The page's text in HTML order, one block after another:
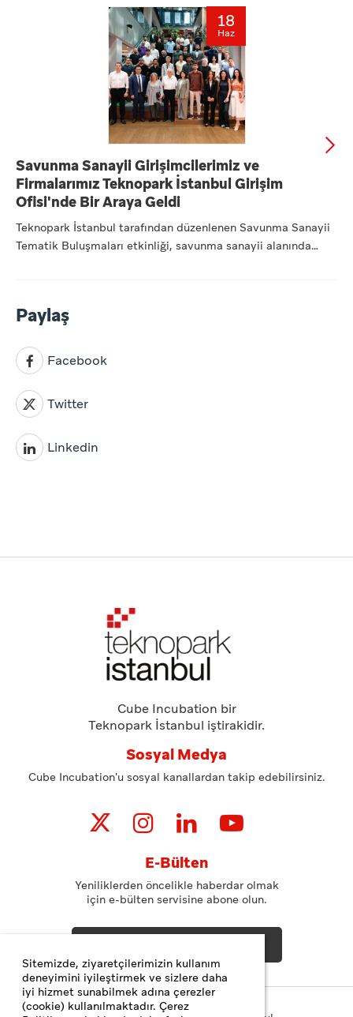
Sitemizde, ziyaretçilerimizin kullanım
deneyimini iyileştirmek ve sizlere daha
iyi hizmet sunabilmek adına çerezler
(cookie) kullanılmaktadır. Çerez
18
Haz
Savunma Sanayii Girişimcilerimiz ve
Firmalarımız Teknopark İstanbul Girişim
Ofisi'nde Bir Araya Geldi
Teknopark İstanbul tarafından düzenlenen Savunma Sanayii
Tematik Buluşmaları etkinliği, savunma sanayii alanında
Paylaş
Facebook
Twitter
Linkedin
Cube Incubation bir
Teknopark İstanbul iştirakidir.
Sosyal Medya
Cube Incubation'u sosyal kanallardan takip edebilirsiniz.
E-Bülten
Yeniliklerden öncelikle haberdar olmak
için e-bülten servisine abone olun.